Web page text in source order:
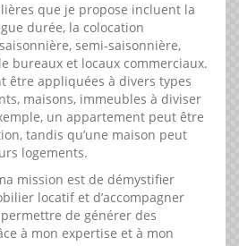
que je propose incluent la
durée, la colocation
semi-saisonnière,
bureaux et locaux commerciaux.
être appliquées à divers types
maisons, immeubles à diviser
un appartement peut être
tandis qu’une maison peut
logements.
mission est de démystifier
locatif et d’accompagner
de générer des
à mon expertise et à mon